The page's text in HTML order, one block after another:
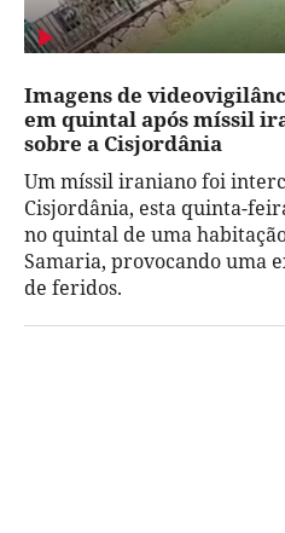
Imagens de
em quintal após míssil
sobre a Cisjordânia
Um míssil iraniano foi
Cisjordânia, esta quinta-
no quintal de uma
Samaria, provocando uma
de feridos.